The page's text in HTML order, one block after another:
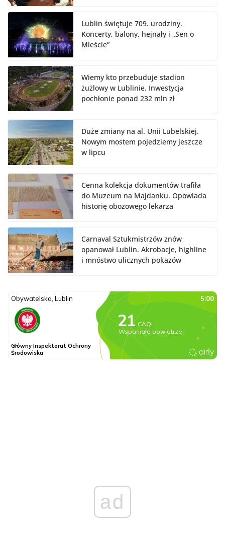
Lublin świętuje 709. urodziny.
Koncerty, balony, hejnały i „Sen o
Mieście”
Wiemy kto przebuduje stadion
żużlowy w Lublinie. Inwestycja
pochłonie ponad 232 mln zł
Duże zmiany na al. Unii Lubelskiej.
Nowym mostem pojedziemy jeszcze
w lipcu
Cenna kolekcja dokumentów trafiła
do Muzeum na Majdanku. Opowiada
historię obozowego lekarza
Carnaval Sztukmistrzów znów
opanował Lublin. Akrobacje, highline
i mnóstwo ulicznych pokazów
ad